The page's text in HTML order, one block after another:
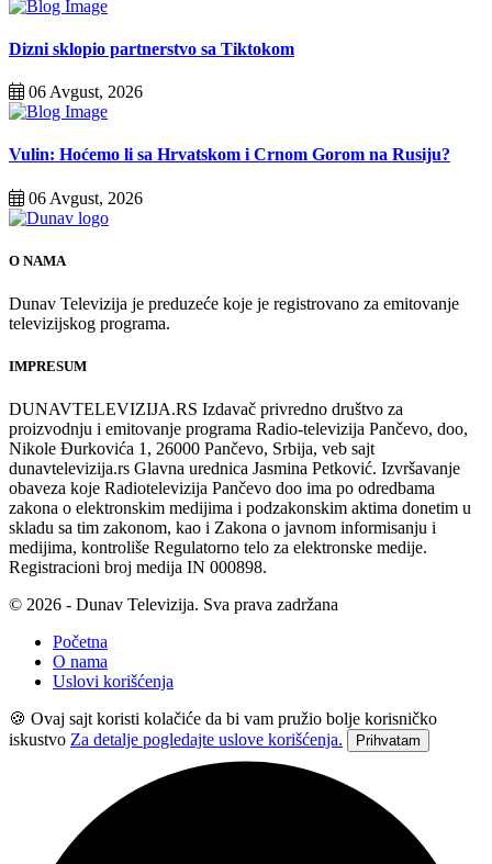
Dizni sklopio partnerstvo sa Tiktokom
06 Avgust, 2026
Vulin: Hoćemo li sa Hrvatskom i Crnom Gorom na Rusiju?
06 Avgust, 2026
O NAMA
Dunav Televizija je preduzeće koje je registrovano za emitovanje
televizijskog programa.
IMPRESUM
DUNAVTELEVIZIJA.RS Izdavač privredno društvo za
proizvodnju i emitovanje programa Radio-televizija Pančevo, doo,
Nikole Đurkovića 1, 26000 Pančevo, Srbija, veb sajt
dunavtelevizija.rs Glavna urednica Jasmina Petković. Izvršavanje
obaveza koje Radiotelevizija Pančevo doo ima po odredbama
zakona o elektronskim medijima i podzakonskim aktima donetim u
skladu sa tim zakonom, kao i Zakona o javnom informisanju i
medijima, kontroliše Regulatorno telo za elektronske medije.
Registracioni broj medija IN 000898.
© 2026 - Dunav Televizija. Sva prava zadržana
Početna
O nama
Uslovi korišćenja
🍪 Ovaj sajt koristi kolačiće da bi vam pružio bolje korisničko
iskustvo Za detalje pogledajte uslove korišćenja. Prihvatam